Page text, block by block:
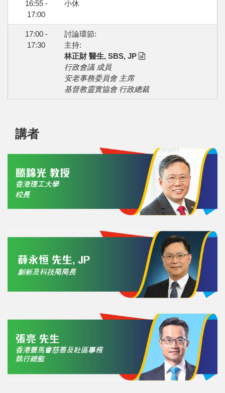
16:55 -
17:00
小休
17:00 -
17:30
討論環節:
主持:
林正財 醫生, SBS, JP
行政會議 成員
安老事務委員會 主席
基督教靈實協會 行政總裁
講者